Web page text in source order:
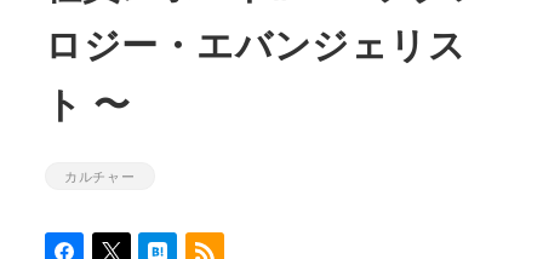
ロジー・エバンジェリス
ト 〜
カテゴリー
カルチャー